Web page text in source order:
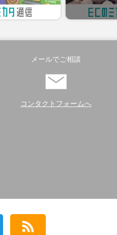
メールでご相談
コンタクトフォームへ